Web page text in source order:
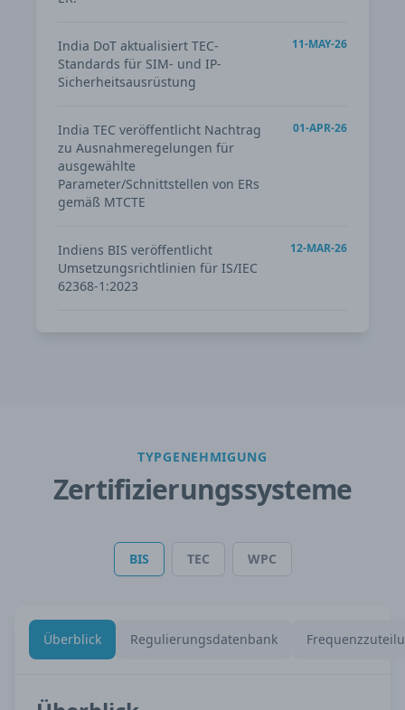
India DoT aktualisiert TEC-
Standards für SIM- und IP-
Sicherheitsausrüstung
11-MAY-26
India TEC veröffentlicht Nachtrag
zu Ausnahmeregelungen für
ausgewählte
Parameter/Schnittstellen von ERs
gemäß MTCTE
01-APR-26
Indiens BIS veröffentlicht
Umsetzungsrichtlinien für IS/IEC
62368-1:2023
12-MAR-26
TYPGENEHMIGUNG
Zertifizierungssysteme
BIS TEC WPC
Überblick Regulierungsdatenbank